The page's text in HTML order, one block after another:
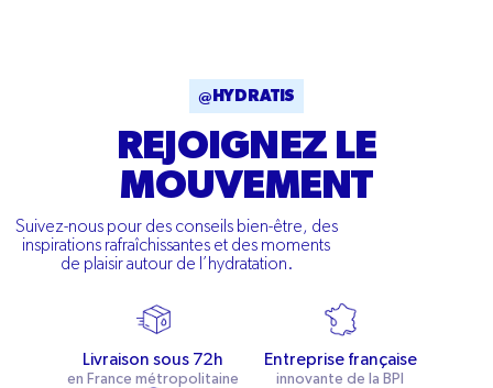
@HYDRATIS
REJOIGNEZ LE
MOUVEMENT
Suivez-nous pour des conseils bien-être, des
inspirations rafraîchissantes et des moments
de plaisir autour de l’hydratation.
Livraison sous 72h
en France métropolitaine
Entreprise française
innovante de la BPI